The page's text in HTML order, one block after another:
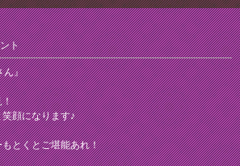
ト
ん』
！
顔になります♪
とくとご堪能あれ！